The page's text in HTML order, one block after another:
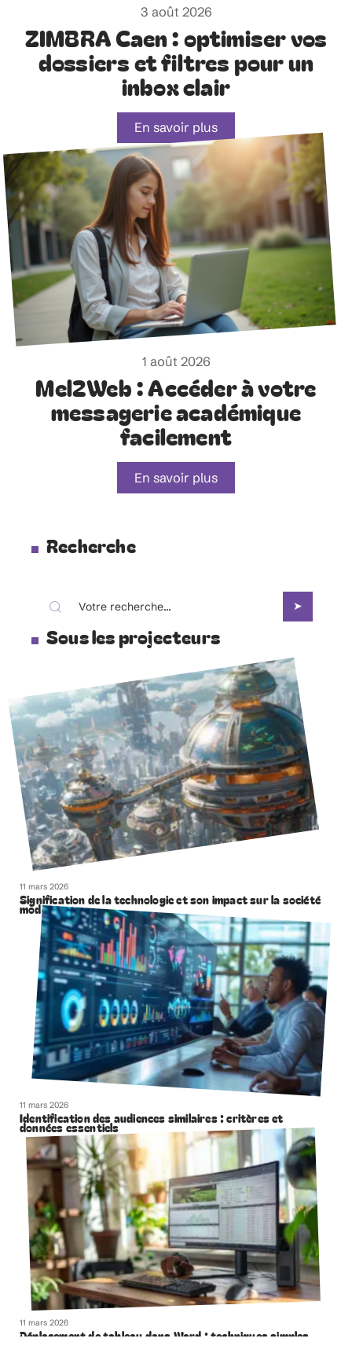
3 août 2026
ZIMBRA Caen : optimiser vos
dossiers et filtres pour un
inbox clair
En savoir plus
1 août 2026
Mel2Web : Accéder à votre
messagerie académique
facilement
En savoir plus
Recherche
Sous les projecteurs
11 mars 2026
Signification de la technologie et son impact sur la société
moderne
11 mars 2026
Identification des audiences similaires : critères et
données essentiels
11 mars 2026
Déplacement de tableau dans Word : techniques simples